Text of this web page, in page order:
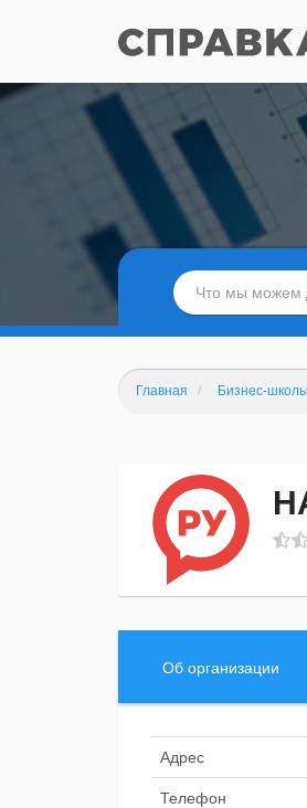
Главная Бизнес-школы
Об организации
Адрес
Телефон